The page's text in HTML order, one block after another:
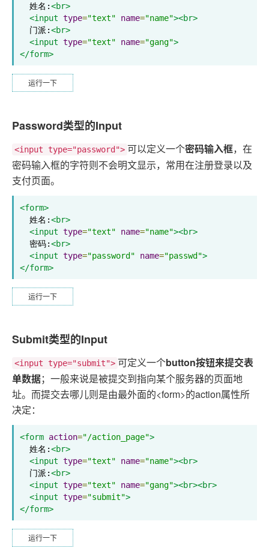
  姓名:
<br>
<input type="text" name="name"><br>
  门派:
<br>
<input type="text" name="gang">
</form>
运行一下
Password类型的Input
<input type="password"> 可以定义一个密码输入框，在
密码输入框的字符则不会明文显示，常用在注册登录以及
支付页面。
<form>
  姓名:
<br>
<input type="text" name="name"><br>
  密码:
<br>
<input type="password" name="passwd">
</form>
运行一下
Submit类型的Input
<input type="submit"> 可定义一个button按钮来提交表
单数据；一般来说是被提交到指向某个服务器的页面地
址。而提交去哪儿则是由最外面的<form>的action属性所
决定：
<form action="/action_page">
  姓名:
<br>
<input type="text" name="name"><br>
  门派:
<br>
<input type="text" name="gang"><br><br>
<input type="submit">
</form>
运行一下